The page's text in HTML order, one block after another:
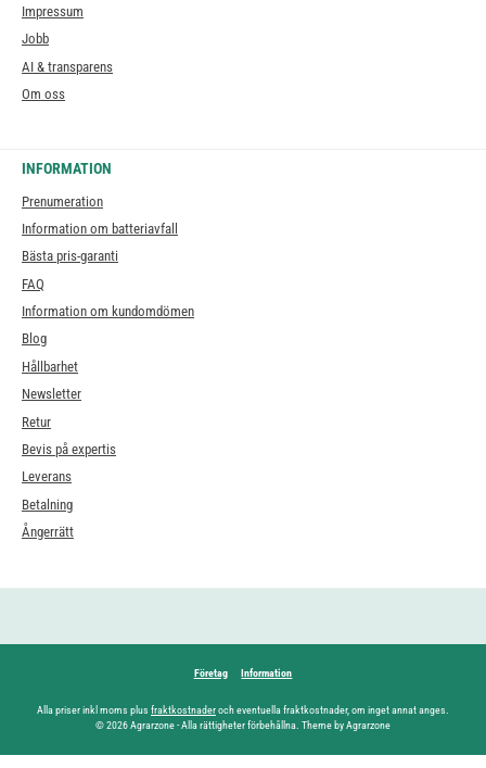
Impressum
Jobb
AI & transparens
Om oss
INFORMATION
Prenumeration
Information om batteriavfall
Bästa pris-garanti
FAQ
Information om kundomdömen
Blog
Hållbarhet
Newsletter
Retur
Bevis på expertis
Leverans
Betalning
Ångerrätt
Företag Information
Alla priser inkl moms plus fraktkostnaderoch eventuella fraktkostnader, om inget annat anges.
© 2026 Agrarzone - Alla rättigheter förbehållna. Theme by Agrarzone